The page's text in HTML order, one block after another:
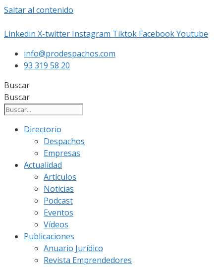
Saltar al contenido
Linkedin X-twitter Instagram Tiktok FacebookYoutube
info@prodespachos.com
93 319 58 20
Buscar
Buscar
Directorio
Despachos
Empresas
Actualidad
Artículos
Noticias
Podcast
Eventos
Vídeos
Publicaciones
Anuario Jurídico
Revista Emprendedores